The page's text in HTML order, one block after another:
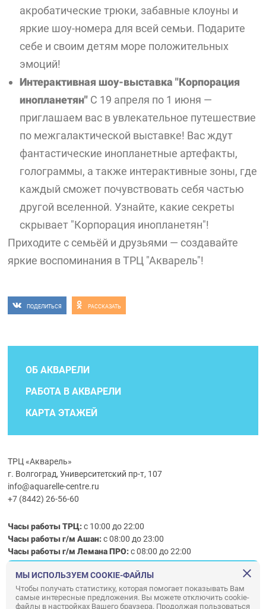
акробатические трюки, забавные клоуны и
яркие шоу-номера для всей семьи. Подарите
себе и своим детям море положительных
эмоций!
Интерактивная шоу-выставка "Корпорация
инопланетян" С 19 апреля по 1 июня —
приглашаем вас в увлекательное путешествие
по межгалактической выставке! Вас ждут
фантастические инопланетные артефакты,
голограммы, а также интерактивные зоны, где
каждый сможет почувствовать себя частью
другой вселенной. Узнайте, какие секреты
скрывает "Корпорация инопланетян"!
Приходите с семьёй и друзьями — создавайте
яркие воспоминания в ТРЦ "Акварель"!
ПОДЕЛИТЬСЯ РАССКАЗАТЬ
ОБ АКВАРЕЛИ
РАБОТА В АКВАРЕЛИ
КАРТА ЭТАЖЕЙ
ТРЦ «Акварель»
г. Волгоград, Университетский пр-т, 107
info@aquarelle-centre.ru
+7 (8442) 26-56-60
Часы работы ТРЦ:с 10:00 до 22:00
Часы работы г/м Ашан:с 08:00 до 23:00
Часы работыг/мЛемана ПРО:с 08:00 до 22:00
Правила посещения ТРЦ «Акварель»
ООО «АКВАРЕЛЬ»
МЫ ИСПОЛЬЗУЕМ COOKIE-ФАЙЛЫ
Чтобы получать статистику, которая помогает показывать Вам
самые интересные предложения. Вы можете отключить cookie-
файлы в настройках Вашего браузера. Продолжая пользоваться